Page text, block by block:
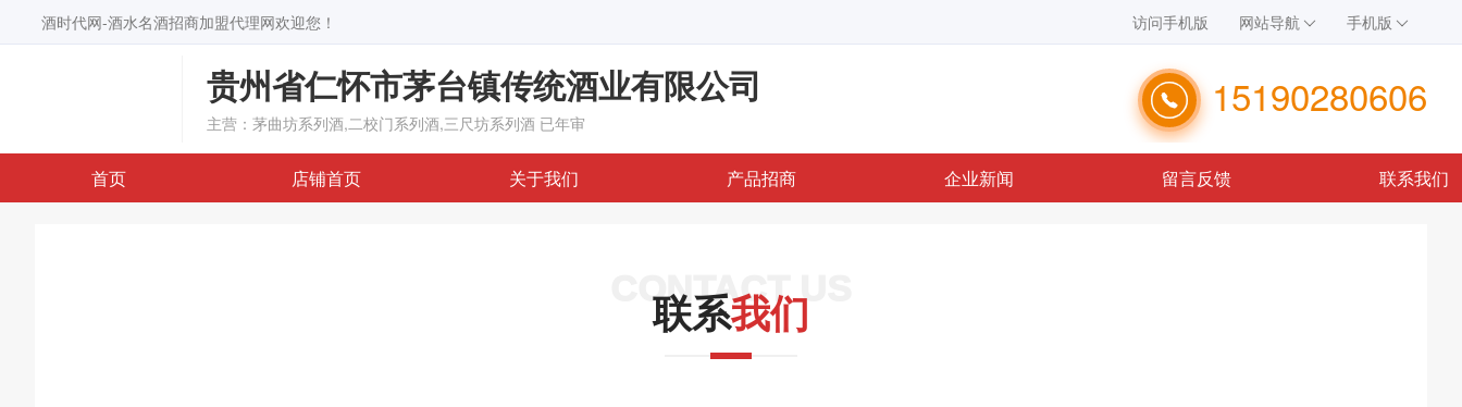
酒时代网-酒水名酒招商加盟代理网欢迎您！ 访问手机版 网站导航 手机版
贵州省仁怀市茅台镇传统酒业有限公司
主营：茅曲坊系列酒,二校门系列酒,三尺坊系列酒 已年审
15190280606
首页 店铺首页 关于我们 产品招商 企业新闻 留言反馈 联系我们
CONTACT US
联系我们